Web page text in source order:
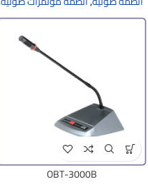
OBT-3000B